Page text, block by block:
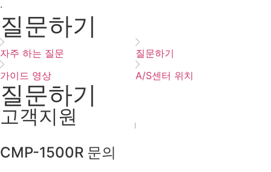
·
질문하기
자주 하는 질문
질문하기
가이드 영상
A/S센터 위치
질문하기
고객지원
CMP-1500R 문의